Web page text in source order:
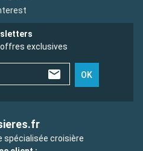
exclusives
OK
spécialisée croisière